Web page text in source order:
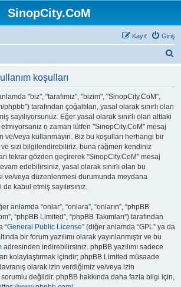
SinopCity.CoM
Giriş
Kayıt
koşulları
"biz", "tarafımız", "bizim", "SinopCity.CoM",
tarafından çoğaltılan, yasal olarak sınırlı olan
sayılıyorsunuz. Eğer yasal olarak sınırlı olan alttaki
o zaman lütfen "SinopCity.CoM" mesaj
ve/veya kullanmayın. Biz bu koşulları herhangi bir
sizi bilgilendirebiliriz, buna rağmen kendiniz
tekrar gözden geçirerek "SinopCity.CoM" mesaj
edebilirsiniz, yasal olarak sınırlı olan bu
ve/veya düzenlenmesi durumunda meydana
kabul etmiş sayılırsınız.
anlamda “onlar”, “onlara”, “onların”, “phpBB
“phpBB Limited”, “phpBB Takımları”) tarafından
“General Public License” (diğer anlamda “GPL” ya da
bir forum yazılımı olarak yayınlanmıştır ve bu
adresinden indirebilirsiniz. phpBB yazılımı sadece
kolaylaştırmak içindir; phpBB Limited müsaade
olarak izin verdiğimiz ve/veya izin
değildir. phpBB hakkında daha fazla bilgi için,